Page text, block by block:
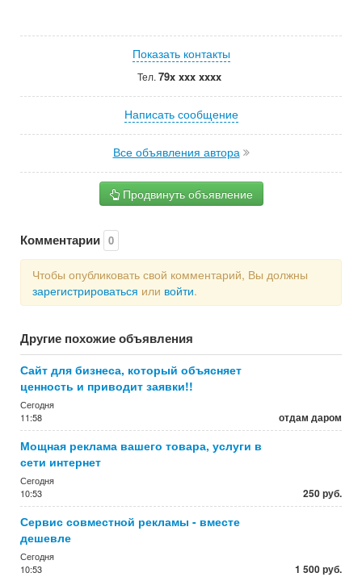
Показать контакты
Тел. 79x xxx xxxx
Написать сообщение
Все объявления автора
Продвинуть объявление
Комментарии 0
Чтобы опубликовать свой комментарий, Вы должны
зарегистрироваться или войти.
Другие похожие объявления
Сайт для бизнеса, который объясняет
ценность и приводит заявки!!
Сегодня
11:58
отдам даром
Мощная реклама вашего товара, услуги в
сети интернет
Сегодня
10:53
250 руб.
Сервис совместной рекламы - вместе
дешевле
Сегодня
10:53
1 500 руб.